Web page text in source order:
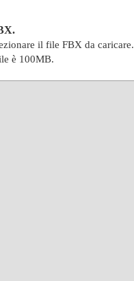
il file FBX da caricare.
è 100MB.